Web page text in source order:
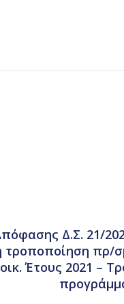
Δ.Σ. 21/
τροποποίηση πρ/
Έτους 2021 –